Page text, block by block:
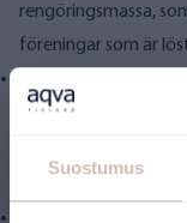
Suostumus
rengöringsmassa,
föreningar som är
ultrafiltrering, vilket
Filter från